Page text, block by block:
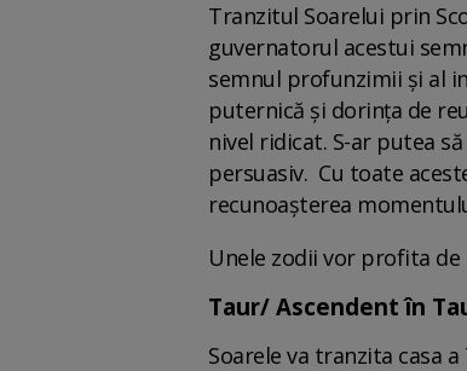
Tranzitul Soarelui prin
guvernatorul acestui
semnul profunzimii și al
puternică și dorința de
nivel ridicat. S-ar putea
persuasiv. Cu toate
recunoașterea
Unele zodii vor profita
Taur/ Ascendent în
Soarele va tranzita casa